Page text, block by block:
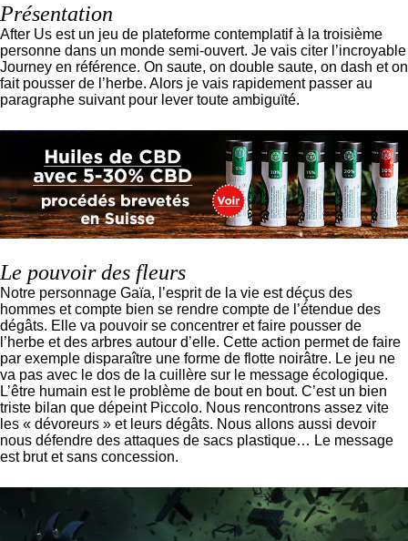
Présentation
After Us est un jeu de plateforme contemplatif à la troisième
personne dans un monde semi-ouvert. Je vais citer l’incroyable
Journey en référence. On saute, on double saute, on dash et on
fait pousser de l’herbe. Alors je vais rapidement passer au
paragraphe suivant pour lever toute ambiguïté.
Le pouvoir des fleurs
Notre personnage Gaïa, l’esprit de la vie est déçus des
hommes et compte bien se rendre compte de l’étendue des
dégâts. Elle va pouvoir se concentrer et faire pousser de
l’herbe et des arbres autour d’elle. Cette action permet de faire
par exemple disparaître une forme de flotte noirâtre. Le jeu ne
va pas avec le dos de la cuillère sur le message écologique.
L’être humain est le problème de bout en bout. C’est un bien
triste bilan que dépeint Piccolo. Nous rencontrons assez vite
les « dévoreurs » et leurs dégâts. Nous allons aussi devoir
nous défendre des attaques de sacs plastique… Le message
est brut et sans concession.